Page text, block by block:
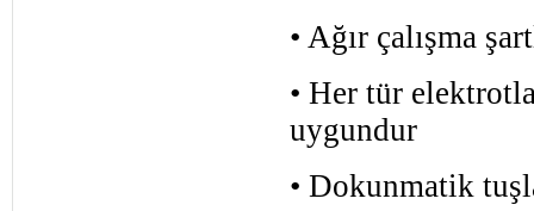
• Ağır çalışma
• Her tür
uygundur
• Dokunmatik